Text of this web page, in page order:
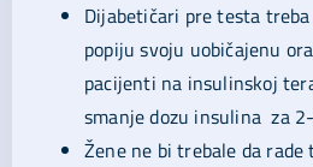
Dijabetičari pre testa
popiju svoju uobičajenu
pacijenti na insulinskoj
smanje dozu insulina za
Žene ne bi trebale da rade